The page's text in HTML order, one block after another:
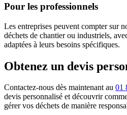
Pour les professionnels
Les entreprises peuvent compter sur
déchets de chantier ou industriels,
adaptées à leurs besoins spécifiques.
Obtenez un devis
Contactez-nous dès maintenant au 01
devis personnalisé et découvrir
gérer vos déchets de manière